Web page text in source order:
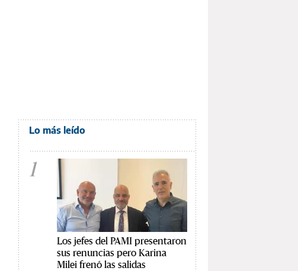
Lo más leído
1
Los jefes del PAMI presentaron
sus renuncias pero Karina
Milei frenó las salidas